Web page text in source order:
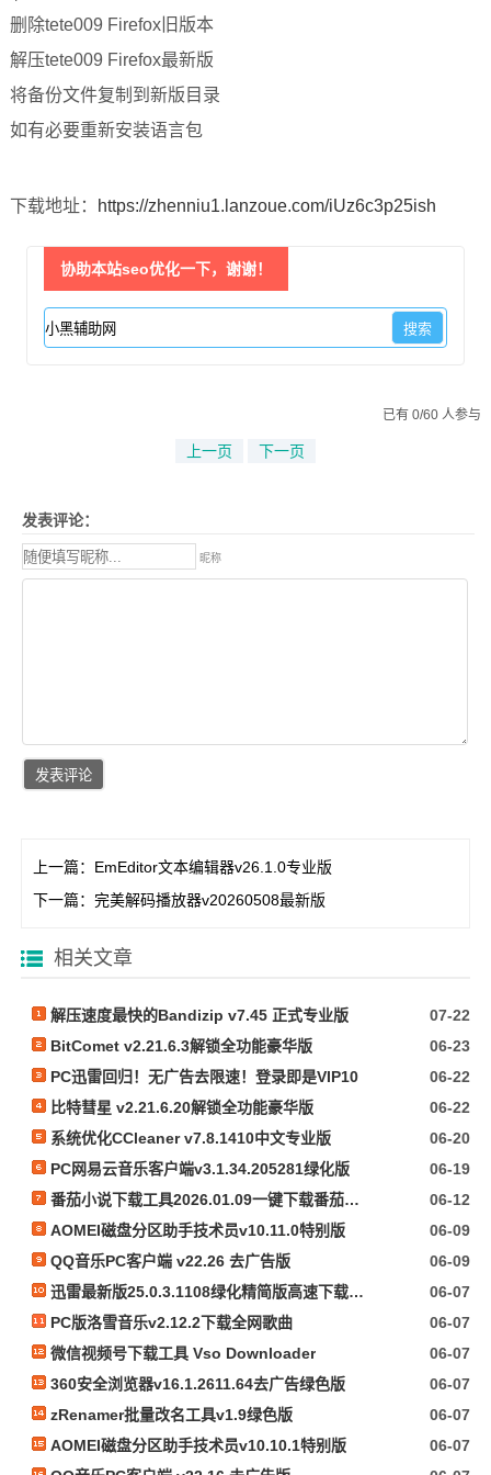
删除tete009 Firefox旧版本
解压tete009 Firefox最新版
将备份文件复制到新版目录
如有必要重新安装语言包
下载地址： https://zhenniu1.lanzoue.com/iUz6c3p25ish
协助本站seo优化一下，谢谢！
已有 0/60 人参与
上一页 下一页
发表评论：
昵称
上一篇： EmEditor文本编辑器v26.1.0专业版
下一篇： 完美解码播放器v20260508最新版
相关文章
解压速度最快的Bandizip v7.45 正式专业版
07-22
BitComet v2.21.6.3解锁全功能豪华版
06-23
PC迅雷回归！无广告去限速！登录即是VIP10
06-22
比特彗星 v2.21.6.20解锁全功能豪华版
06-22
系统优化CCleaner v7.8.1410中文专业版
06-20
PC网易云音乐客户端v3.1.34.205281绿化版
06-19
番茄小说下载工具2026.01.09一键下载番茄小说
06-12
AOMEI磁盘分区助手技术员v10.11.0特别版
06-09
QQ音乐PC客户端 v22.26 去广告版
06-09
迅雷最新版25.0.3.1108绿化精简版高速下载资源磁力下载
06-07
PC版洛雪音乐v2.12.2下载全网歌曲
06-07
微信视频号下载工具 Vso Downloader
06-07
360安全浏览器v16.1.2611.64去广告绿色版
06-07
zRenamer批量改名工具v1.9绿色版
06-07
AOMEI磁盘分区助手技术员v10.10.1特别版
06-07